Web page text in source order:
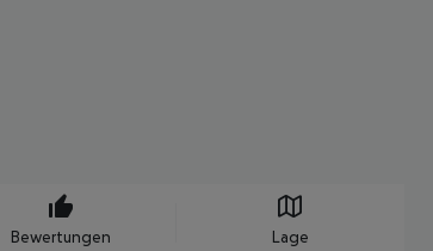
Bewertungen Lage